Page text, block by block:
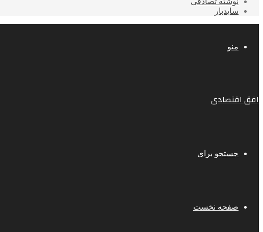
سایدبار
منو
افق اقتصادی
جستجو برای
صفحه نخست